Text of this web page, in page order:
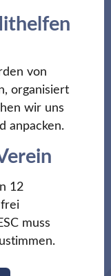
von
organisiert
wir uns
anpacken.
12
frei
muss